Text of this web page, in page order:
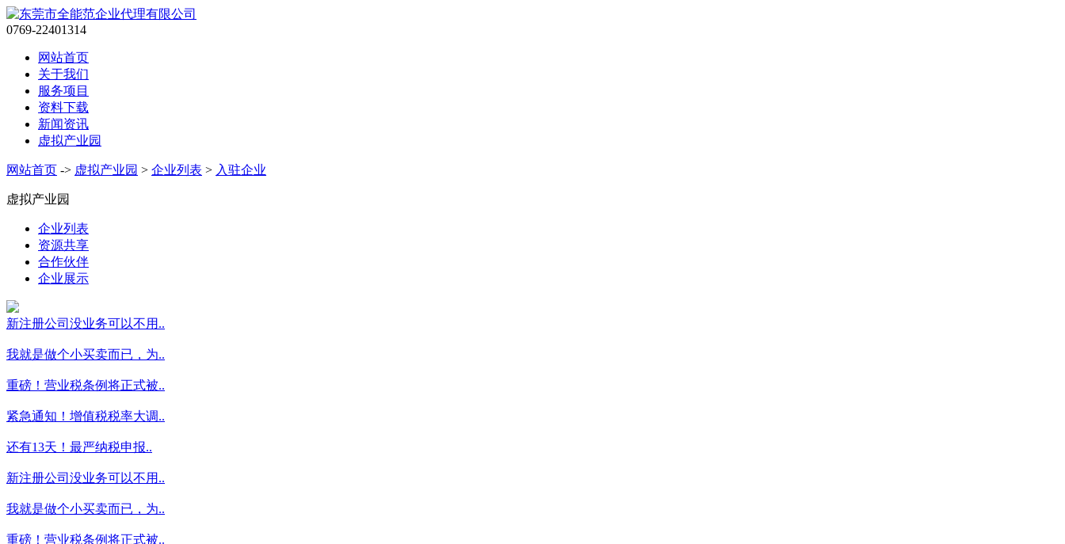
0769-22401314
网站首页
关于我们
服务项目
资料下载
新闻资讯
虚拟产业园
网站首页 -> 虚拟产业园 > 企业列表 > 入驻企业
虚拟产业园
企业列表
资源共享
合作伙伴
企业展示
新注册公司没业务可以不用..
我就是做个小买卖而已，为..
重磅！营业税条例将正式被..
紧急通知！增值税税率大调..
还有13天！最严纳税申报..
新注册公司没业务可以不用..
我就是做个小买卖而已，为..
重磅！营业税条例将正式被..